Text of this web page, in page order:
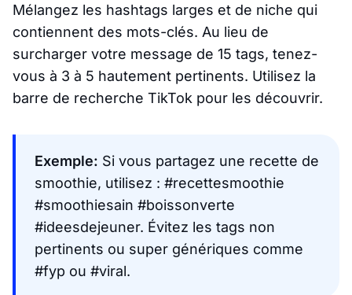
Mélangez les hashtags larges et de niche qui
contiennent des mots-clés. Au lieu de
surcharger votre message de 15 tags, tenez-
vous à 3 à 5 hautement pertinents. Utilisez la
barre de recherche TikTok pour les découvrir.
Exemple: Si vous partagez une recette de
smoothie, utilisez : #recettesmoothie
#smoothiesain #boissonverte
#ideesdejeuner. Évitez les tags non
pertinents ou super génériques comme
#fyp ou #viral.